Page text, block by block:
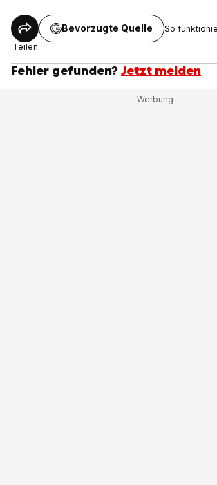
Teilen
Bevorzugte Quelle So
Fehler gefunden? Jetzt melden